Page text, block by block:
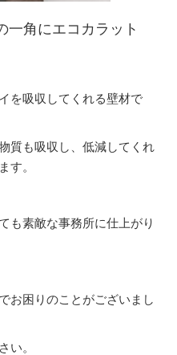
一角にエコカラット
を吸収してくれる壁材で
質も吸収し、低減してくれ
す。
も素敵な事務所に仕上がり
お困りのことがございまし
い。